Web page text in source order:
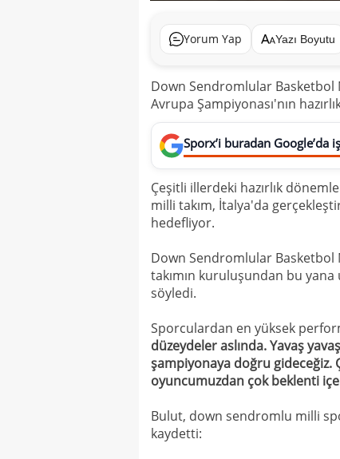
Yorum Yap Yazı Boyutu
Down Sendromlular Basketbol
Avrupa Şampiyonası'nın
Sporx’i buradan Google’da
Çeşitli illerdeki hazırlık
milli takım, İtalya'da
hedefliyor.
Down Sendromlular Basketbol
takımın kuruluşundan bu yana
söyledi.
Sporculardan en yüksek
düzeydeler aslında. Yavaş
şampiyonaya doğru gideceğiz.
oyuncumuzdan çok beklenti
Bulut, down sendromlu milli
kaydetti: